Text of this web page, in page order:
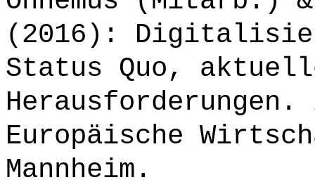
(2016):
Status Quo,
Europäische
Mannheim.